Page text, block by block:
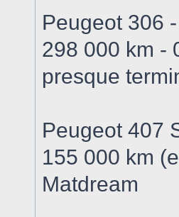
Peugeot 306
298 000 km -
presque
Peugeot 407
155 000 km
Matdream